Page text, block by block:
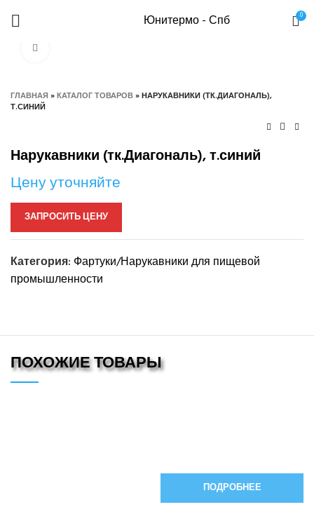
Юнитермо - Спб 0
ГЛАВНАЯ»КАТАЛОГ ТОВАРОВ»НАРУКАВНИКИ (ТК.ДИАГОНАЛЬ),
Т.СИНИЙ
Нарукавники (тк.Диагональ), т.синий
Цену уточняйте
ЗАПРОСИТЬ ЦЕНУ
Категория: Фартуки/Нарукавники для пищевой
промышленности
ПОХОЖИЕ ТОВАРЫ
ПОДРОБНЕЕ